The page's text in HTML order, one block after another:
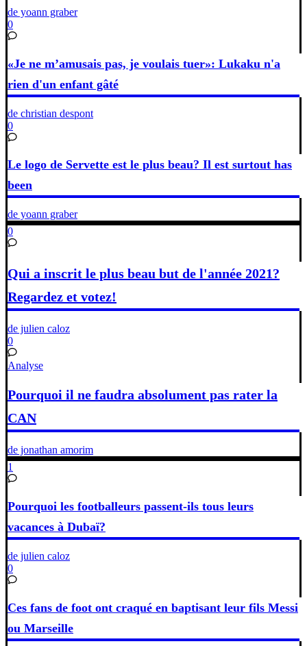
de yoann graber
0
«Je ne m’amusais pas, je voulais tuer»: Lukaku n'a
rien d'un enfant gâté
de christian despont
0
Le logo de Servette est le plus beau? Il est surtout has
been
de yoann graber
0
Qui a inscrit le plus beau but de l'année 2021?
Regardez et votez!
de julien caloz
0
Analyse
Pourquoi il ne faudra absolument pas rater la
CAN
de jonathan amorim
1
Pourquoi les footballeurs passent-ils tous leurs
vacances à Dubaï?
de julien caloz
0
Ces fans de foot ont craqué en baptisant leur fils Messi
ou Marseille